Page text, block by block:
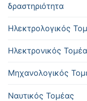
δραστηριότητα
Ηλεκτρολογικός
Ηλεκτρονικός
Μηχανολογικός
Ναυτικός Τομέας